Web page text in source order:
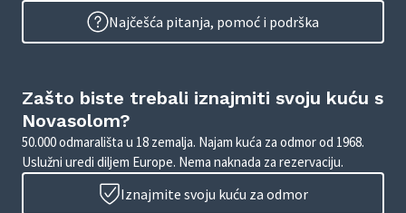
Najčešća pitanja, pomoć i podrška
Zašto biste trebali iznajmiti svoju kuću s
Novasolom?
50.000 odmarališta u 18 zemalja. Najam kuća za odmor od 1968.
Uslužni uredi diljem Europe. Nema naknada za rezervaciju.
Iznajmite svoju kuću za odmor